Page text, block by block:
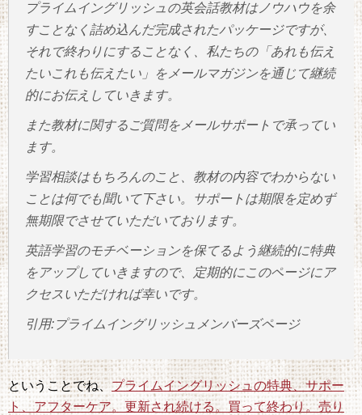
プライムイングリッシュの英会話教材はノウハウを余
すことなく詰め込んだ完成されたパッケージですが、
それで終わりにすることなく、私たちの「あれも伝え
たいこれも伝えたい」をメールマガジンを通じて継続
的にお伝えしていきます。
また教材に関するご質問をメールサポートで承ってい
ます。
学習相談はもちろんのこと、教材の内容でわからない
ことは何でも聞いて下さい。サポートは期限を定めず
無期限でさせていただいております。
英語学習のモチベーションを保てるよう継続的に特典
をアップしていきますので、定期的にこのページにア
クセスいただければ幸いです。
引用:プライムイングリッシュメンバーズページ
ということでね、プライムイングリッシュの特典、サポー
ト、アフターケア。更新され続ける。買って終わり。売り